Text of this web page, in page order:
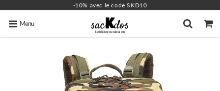
-10% avec le code SKD10
Menu